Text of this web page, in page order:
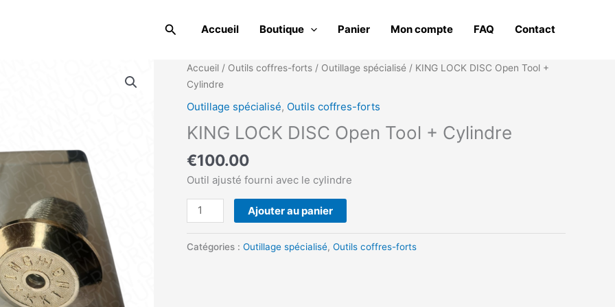
Rechercher
Accueil Boutique Panier Mon compte FAQ Contact
Accueil / Outils coffres-forts / Outillage spécialisé / KING LOCK DISC Open Tool +
Cylindre
Outillage spécialisé, Outils coffres-forts
KING LOCK DISC Open Tool + Cylindre
€100.00
Outil ajusté fourni avec le cylindre
quantité
de
KING
DISC
Tool
+
Cylindre
Ajouter au panier
Catégories : Outillage spécialisé, Outils coffres-forts